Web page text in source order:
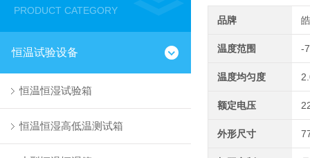
PRODUCT CATEGORY
恒温试验设备
恒温恒湿试验箱
恒温恒湿高低温测试箱
品牌
温度范围 -
温度均匀度
额定电压
外形尺寸